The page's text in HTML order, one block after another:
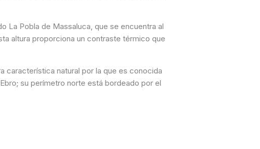
La Pobla de Massaluca, que se encuentra al
altura proporciona un contraste térmico que
característica natural por la que es conocida
su perímetro norte está bordeado por el